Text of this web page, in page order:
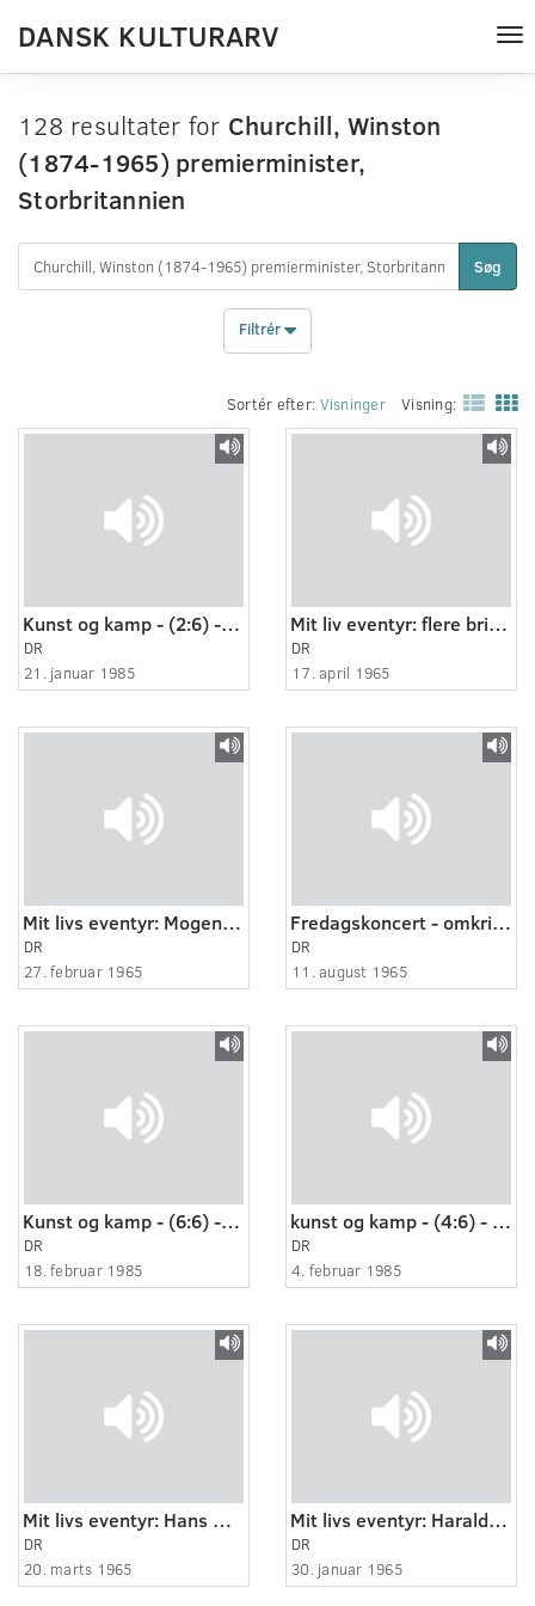
DANSK KULTURARV
128 resultater for Churchill, Winston
(1874-1965) premierminister,
Storbritannien
Søg
Filtrér
Sortér efter: Visninger Visning:
Kunst og kamp - (2:6) - Gennembrud
DR
21. januar 1985
Mit liv eventyr: flere brikker til mosaik omkring Nini Theilade (2:3)
DR
17. april 1965
Mit livs eventyr: Mogens Dam
DR
27. februar 1965
Fredagskoncert - omkring Kai Normann Andersen
DR
11. august 1965
Kunst og kamp - (6:6) - Mod nye mål
DR
18. februar 1985
kunst og kamp - (4:6) - Krigen er slut, verden åbnes på ny
DR
4. februar 1985
Mit livs eventyr: Hans Hjorth
DR
20. marts 1965
Mit livs eventyr: Harald Isenstein
DR
30. januar 1965